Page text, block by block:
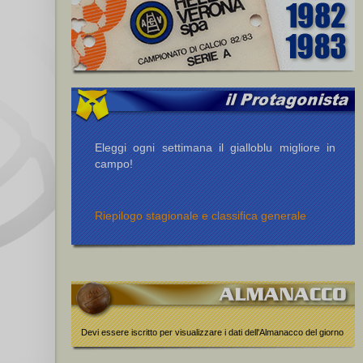
Eleggi ogni settimana il gialloblu migliore in
campo!
Riepilogo stagionale e classifica generale
Devi essere iscritto per visualizzare i dati dell'Almanacco del giorno